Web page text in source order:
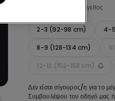
Επέλεξε μέγεθος
2-3 (92-98 cm) 4-
8-9 (128-134 cm)
12-13 (152-158 cm)
Δεν είσαι σίγουρος/η για το
Συμβουλέψου τον οδηγό μας ή